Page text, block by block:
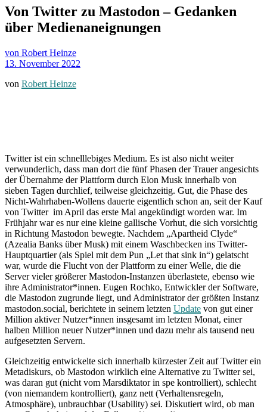
Von Twitter zu Mastodon – Gedanken
über Medienaneignungen
von Robert Heinze
13. November 2022
von Robert Heinze
Twitter ist ein schnelllebiges Medium. Es ist also nicht weiter
verwunderlich, dass man dort die fünf Phasen der Trauer angesichts
der Übernahme der Plattform durch Elon Musk innerhalb von
sieben Tagen durchlief, teilweise gleichzeitig. Gut, die Phase des
Nicht-Wahrhaben-Wollens dauerte eigentlich schon an, seit der Kauf
von Twitter im April das erste Mal angekündigt worden war. Im
Frühjahr war es nur eine kleine gallische Vorhut, die sich vorsichtig
in Richtung Mastodon bewegte. Nachdem „Apartheid Clyde“
(Azealia Banks über Musk) mit einem Waschbecken ins Twitter-
Hauptquartier (als Spiel mit dem Pun „Let that sink in“) gelatscht
war, wurde die Flucht von der Plattform zu einer Welle, die die
Server vieler größerer Mastodon-Instanzen überlastete, ebenso wie
ihre Administrator*innen. Eugen Rochko, Entwickler der Software,
die Mastodon zugrunde liegt, und Administrator der größten Instanz
mastodon.social, berichtete in seinem letzten Update von gut einer
Million aktiver Nutzer*innen insgesamt im letzten Monat, einer
halben Million neuer Nutzer*innen und dazu mehr als tausend neu
aufgesetzten Servern.
Gleichzeitig entwickelte sich innerhalb kürzester Zeit auf Twitter ein
Metadiskurs, ob Mastodon wirklich eine Alternative zu Twitter sei,
was daran gut (nicht vom Marsdiktator in spe kontrolliert), schlecht
(von niemandem kontrolliert), ganz nett (Verhaltensregeln,
Atmosphäre), unbrauchbar (Usability) sei. Diskutiert wird, ob man